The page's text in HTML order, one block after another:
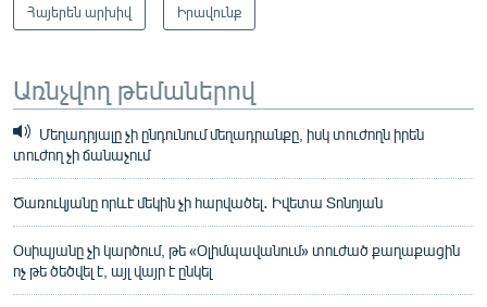
Հայերեն արխիվ Իրավունք
Առնչվող թեմաներով
Մեղադրյալը չի ընդունում մեղադրանքը, իսկ տուժողն իրեն
տուժող չի ճանաչում
Ծառուկյանը որևէ մեկին չի հարվածել․ Իվետա Տոնոյան
Օսիպյանը չի կարծում, թե «Օլիմպավանում» տուժած քաղաքացին
ոչ թե ծեծվել է, այլ վայր է ընկել